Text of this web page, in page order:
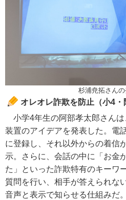
杉浦尭拓さん
オレオレ詐欺を防止（小4・
小学4年生の阿部孝太郎さんは
装置のアイデアを発表した。電
に登録し、それ以外からの着信
示。さらに、会話の中に「お金
た」といった詐欺特有のキーワ
質問を行い、相手が答えられな
音声と表示で知らせる仕組みだ